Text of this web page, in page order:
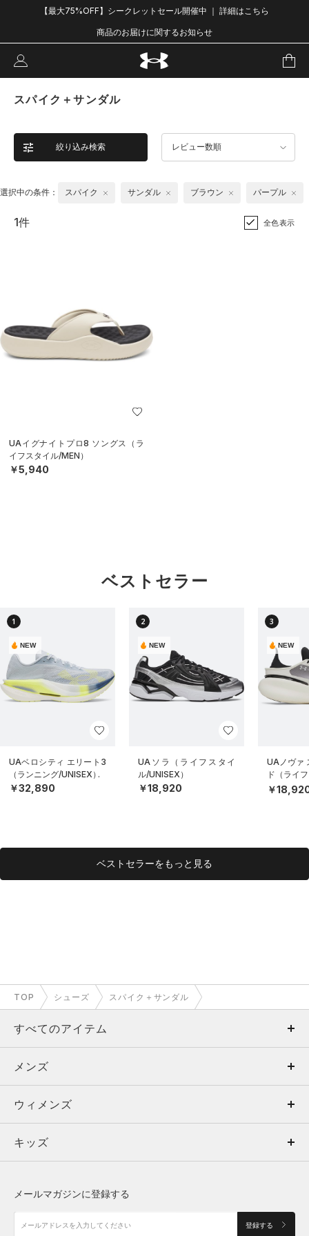
【最大75%OFF】シークレットセール開催中 ｜ 詳細はこちら
商品のお届けに関するお知らせ
スパイク＋サンダル
絞り込み検索 レビュー数順
選択中の条件： スパイク サンダル ブラウン パープル
1件 全色表示
UAイグナイトプロ8 ソングス（ラ
イフスタイル/MEN）
￥5,940
ベストセラー
1
NEW
UAベロシティ エリート3
（ランニング/UNISEX）
￥32,890
2
NEW
UAソラ（ライフスタイ
ル/UNISEX）
￥18,920
3
NEW
UAノヴァ
ド（ライ
EX）
￥
ベストセラーをもっと見る
TOP シューズ スパイク＋サンダル
すべてのアイテム
メンズ
ウィメンズ
キッズ
アクセサリー
メンズ
トップス
ボトムス
アクセサリー
ウィメンズ
トップス
シューズ
キッズ
メールマガジンに登録する
登録する